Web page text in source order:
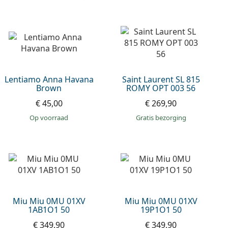
Lentiamo Anna Havana
Brown
€ 45,00
op voorraad
Saint Laurent SL 815
ROMY OPT 003 56
€ 269,90
Gratis bezorging
Miu Miu 0MU 01XV
1AB1O1 50
€ 349,90
Miu Miu 0MU 01XV
19P1O1 50
€ 349,90